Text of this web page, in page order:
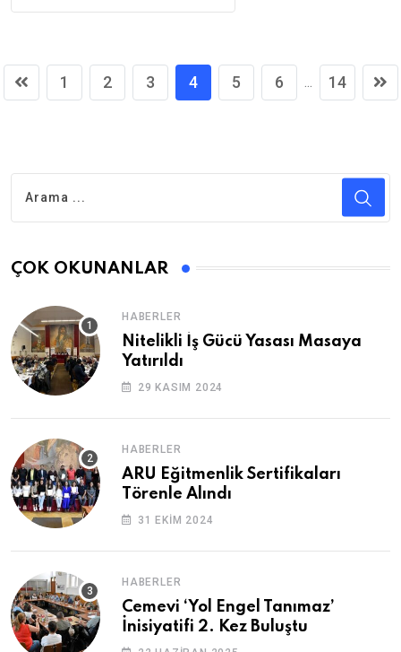
1 2 3 4 5 6 ... 14
ÇOK OKUNANLAR
HABERLER
Nitelikli İş Gücü Yasası Masaya
Yatırıldı
29 KASIM 2024
HABERLER
ARU Eğitmenlik Sertifikaları
Törenle Alındı
31 EKIM 2024
HABERLER
Cemevi ‘Yol Engel Tanımaz’
İnisiyatifi 2. Kez Buluştu